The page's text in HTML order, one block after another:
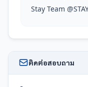
Stay Team
ติดต่อสอบถาม